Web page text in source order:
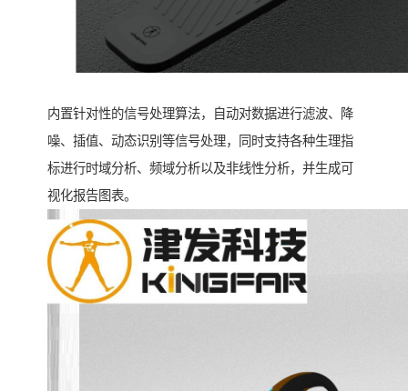
内置针对性的信号处理算法，自动对数据进行滤波、降
噪、插值、动态识别等信号处理，同时支持各种生理指
标进行时域分析、频域分析以及非线性分析，并生成可
视化报告图表。